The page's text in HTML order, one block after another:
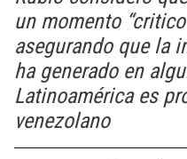
un momento
asegurando que la
ha generado en
Latinoamérica es
venezolano